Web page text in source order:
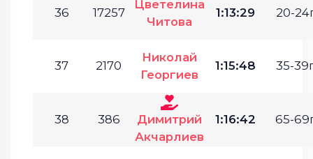
36 17257
Цветелина
Читова
1:13:29 20-
37 2170
Николай
Георгиев
1:15:48 35-
38 386
Димитрий
Акчарлиев
1:16:42 65-